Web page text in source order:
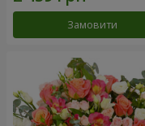
Замовити